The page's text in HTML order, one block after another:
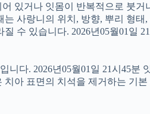
있거나 잇몸이 반복적으로 붓
사랑니의 위치, 방향, 뿌리 형
수 있습니다. 2026년05월01일
다. 2026년05월01일 21시45
아 표면의 치석을 제거하는 기